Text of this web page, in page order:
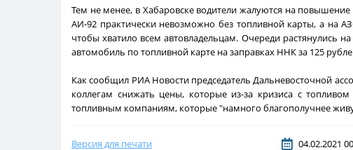
Тем не менее, в Хабаровске водители жалуются на
АИ-92 практически невозможно без топливной карты, а на
чтобы хватило всем автовладельцам. Очереди растянулись
автомобиль по топливной карте на заправках ННК за 125
Как сообщил РИА Новости председатель Дальневосточной
коллегам снижать цены, которые из-за кризиса с
топливным компаниям, которые "намного благополучнее
Версия для печати 04.02.2021